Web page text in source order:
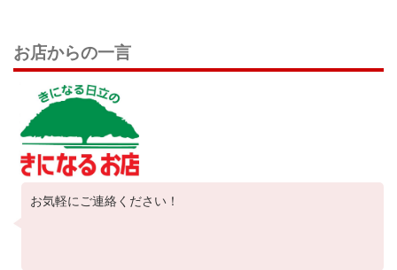
お店からの一言
お気軽にご連絡ください！